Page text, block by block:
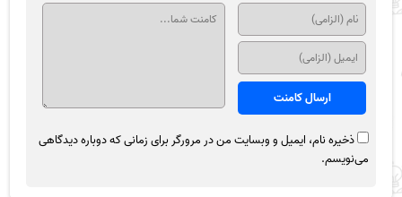
ذخیره نام، ایمیل و وبسایت من در مرورگر برای زمانی که دوباره دیدگاهی
می‌نویسم.